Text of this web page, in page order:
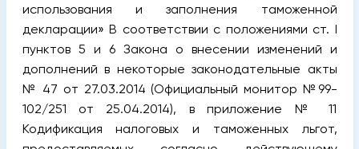
использования и заполнения таможенной
декларации» В соответствии с положениями ст. I
пунктов 5 и 6 Закона о внесении изменений и
дополнений в некоторые законодательные акты
№ 47 от 27.03.2014 (Официальный монитор №99-
102/251 от 25.04.2014), в приложение № 11
Кодификация налоговых и таможенных льгот,